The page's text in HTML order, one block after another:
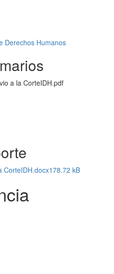
Derechos Humanos
a la CorteIDH.pdf
CorteIDH.docx178.72 kB